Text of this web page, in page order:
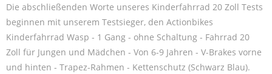
Die abschließenden Worte unseres Kinderfahrrad 20 Zoll Tests
beginnen mit unserem Testsieger, den Actionbikes
Kinderfahrrad Wasp - 1 Gang - ohne Schaltung - Fahrrad 20
Zoll für Jungen und Mädchen - Von 6-9 Jahren - V-Brakes vorne
und hinten - Trapez-Rahmen - Kettenschutz (Schwarz Blau).